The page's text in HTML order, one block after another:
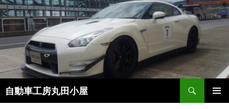
コ
ン
テ
ン
ス
キ
ッ
自動車工房丸田小屋
検
索